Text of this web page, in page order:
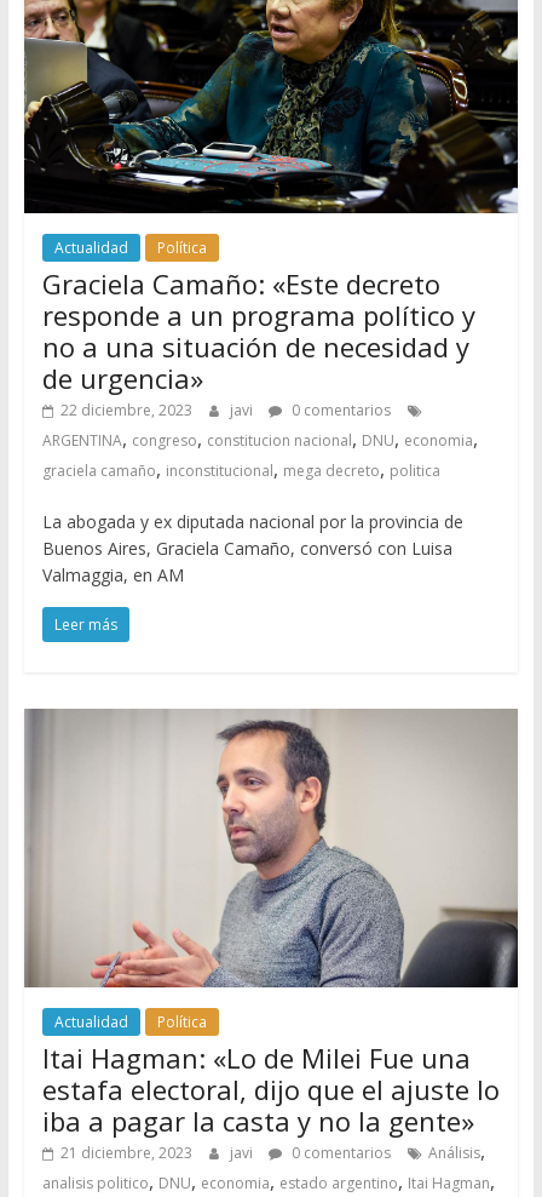
Actualidad Política
Graciela Camaño: «Este decreto
responde a un programa político y
no a una situación de necesidad y
de urgencia»
22 diciembre, 2023 javi
0 comentarios
ARGENTINA, congreso, constitucion nacional, DNU, economia,
graciela camaño, inconstitucional, mega decreto, politica
La abogada y ex diputada nacional por la provincia de
Buenos Aires, Graciela Camaño, conversó con Luisa
Valmaggia, en AM
Leer más
Actualidad Política
Itai Hagman: «Lo de Milei Fue una
estafa electoral, dijo que el ajuste lo
iba a pagar la casta y no la gente»
21 diciembre, 2023 javi 0 comentarios Análisis,
analisis politico, DNU, economia, estado argentino, Itai Hagman,